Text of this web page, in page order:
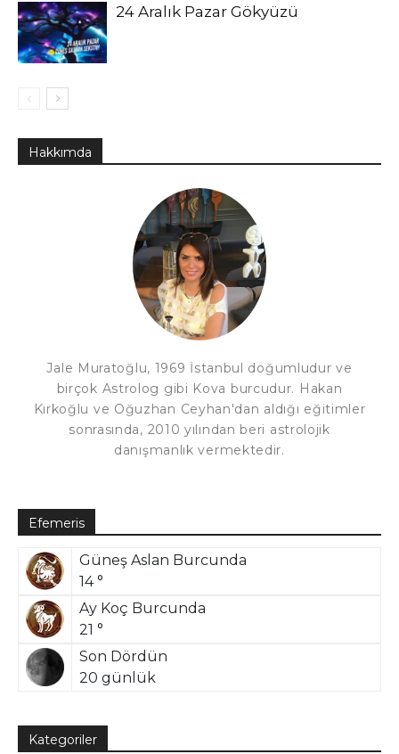
24 Aralık Pazar Gökyüzü
Hakkımda
Jale Muratoğlu, 1969 İstanbul doğumludur ve
birçok Astrolog gibi Kova burcudur. Hakan
Kırkoğlu ve Oğuzhan Ceyhan'dan aldığı eğitimler
sonrasında, 2010 yılından beri astrolojik
danışmanlık vermektedir.
Efemeris
Güneş Aslan Burcunda
14 °
Ay Koç Burcunda
21 °
Son Dördün
20 günlük
Kategoriler